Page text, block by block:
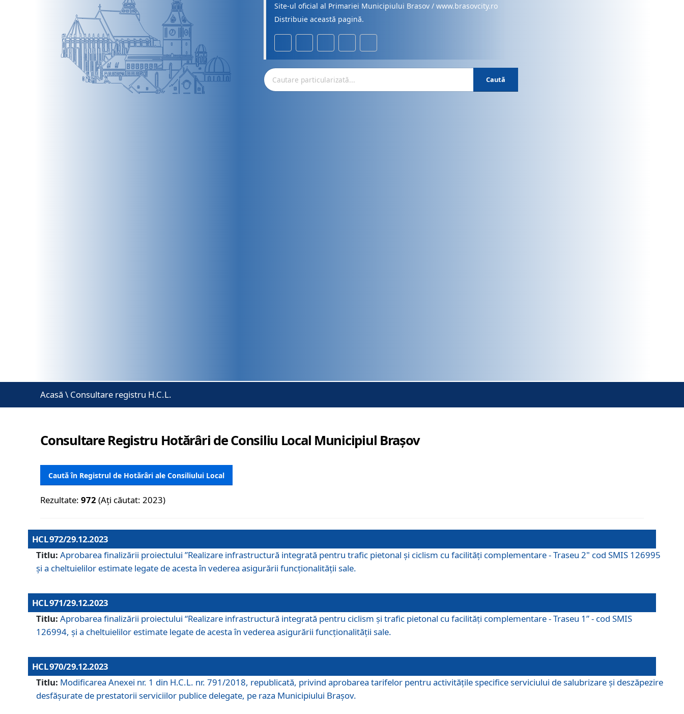
Site-ul oficial al Primariei Municipiului Brasov / www.brasovcity.ro
Distribuie această pagină.
Caută
Acasă \ Consultare registru H.C.L.
Consultare Registru Hotărâri de Consiliu Local Municipiul Brașov
Caută în Registrul de Hotărâri ale Consiliului Local
Rezultate:972 (Ați căutat: 2023)
HCL 972/29.12.2023
Titlu: Aprobarea finalizării proiectului ”Realizare infrastructură integrată pentru trafic pietonal și ciclism cu facilități complementare - Traseu 2" cod SMIS 126995
și a cheltuielilor estimate legate de acesta în vederea asigurării funcționalității sale.
HCL 971/29.12.2023
Titlu: Aprobarea finalizării proiectului “Realizare infrastructură integrată pentru ciclism şi trafic pietonal cu facilităţi complementare - Traseu 1” - cod SMIS
126994, și a cheltuielilor estimate legate de acesta în vederea asigurării funcționalității sale.
HCL 970/29.12.2023
Titlu: Modificarea Anexei nr. 1 din H.C.L. nr. 791/2018, republicată, privind aprobarea tarifelor pentru activitățile specifice serviciului de salubrizare și deszăpezire
desfășurate de prestatorii serviciilor publice delegate, pe raza Municipiului Brașov.